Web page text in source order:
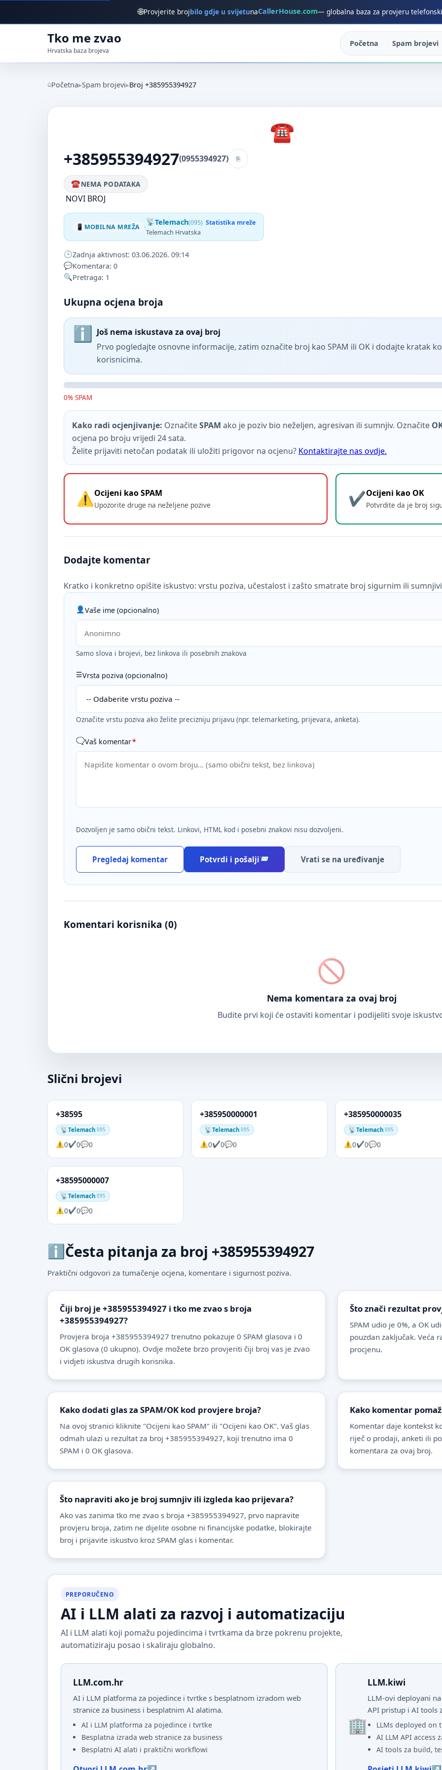
🌐Provjerite brojbilo gdje u svijetunaCallerHouse.com— globalna baza za provjeru
Tko me zvao
Hrvatska baza brojeva
Početna Spam brojevi
Početna Spam brojevi Broj +385955394927
+385955394927(0955394927)
NEMA PODATAKA
NOVI BROJ
MOBILNA MREŽA · Telemach(095) Statistika mreže
Telemach Hrvatska
Zadnja aktivnost: 03.06.2026. 09:14
Komentara: 0
Pretraga: 1
Ukupna ocjena broja
Još nema iskustava za ovaj broj
Prvo pogledajte osnovne informacije, zatim označite broj kao SPAM ili OK i dodajte kratak
korisnicima.
0% SPAM
Kako radi ocjenjivanje: OznačiteSPAM ako je poziv bio neželjen, agresivan ili sumnjiv. Označite
ocjena po broju vrijedi 24 sata.
Želite prijaviti netočan podatak ili uložiti prigovor na ocjenu? Kontaktirajte nas ovdje.
Ocijeni kao SPAM
Upozorite druge na neželjene pozive
Ocijeni kao OK
Potvrdite da je broj
Dodajte komentar
Kratko i konkretno opišite iskustvo: vrstu poziva, učestalost i zašto smatrate broj sigurnim ili
Vaše ime (opcionalno)
Samo slova i brojevi, bez linkova ili posebnih znakova
Vrsta poziva (opcionalno)
Označite vrstu poziva ako želite precizniju prijavu (npr. telemarketing, prijevara, anketa).
Vaš komentar*
Dozvoljen je samo obični tekst. Linkovi, HTML kod i posebni znakovi nisu dozvoljeni.
Pregledaj komentar Potvrdi i pošalji Vrati se na uređivanje
Komentari korisnika (0)
Nema komentara za ovaj broj
Budite prvi koji će ostaviti komentar i podijeliti svoje
Slični brojevi
+38595
Telemach 095
0 0 0
+385950000001
Telemach 095
0 0 0
+385950000035
Telemach 095
0 0 0
+38595000007
Telemach 095
0 0 0
Česta pitanja za broj +385955394927
Praktični odgovori za tumačenje ocjena, komentare i sigurnost poziva.
Čiji broj je +385955394927 i tko me zvao s broja
+385955394927?
Provjera broja +385955394927 trenutno pokazuje 0 SPAM glasova i 0
OK glasova (0 ukupno). Ovdje možete brzo provjeriti čiji broj vas je zvao
i vidjeti iskustva drugih korisnika.
Što znači rezultat
SPAM udio je 0%, a OK
pouzdan zaključak. Veća
procjenu.
Kako dodati glas za SPAM/OK kod provjere broja?
Na ovoj stranici kliknite "Ocijeni kao SPAM" ili "Ocijeni kao OK". Vaš glas
odmah ulazi u rezultat za broj +385955394927, koji trenutno ima 0
SPAM i 0 OK glasova.
Kako komentar
Komentar daje kontekst
riječ o prodaji, anketi ili
komentara za ovaj broj.
Što napraviti ako je broj sumnjiv ili izgleda kao prijevara?
Ako vas zanima tko me zvao s broja +385955394927, prvo napravite
provjeru broja, zatim ne dijelite osobne ni financijske podatke, blokirajte
broj i prijavite iskustvo kroz SPAM glas i komentar.
PREPORUČENO
AI i LLM alati za razvoj i automatizaciju
AI i LLM alati koji pomažu pojedincima i tvrtkama da brze pokrenu projekte,
automatiziraju posao i skaliraju globalno.
LLM.com.hr
AI i LLM platforma za pojedince i tvrtke s besplatnom izradom web
stranice za business i besplatnim AI alatima.
AI i LLM platforma za pojedince i tvrtke
Besplatna izrada web stranice za business
Besplatni AI alati i praktični workflowi
LLM.kiwi
LLM-ovi deployani
API pristup i AI tools
LLMs deployed on
AI LLM API access
AI tools za build,